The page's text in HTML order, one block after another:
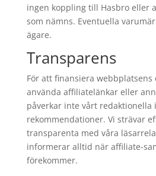
ingen koppling till Hasbro eller
som nämns. Eventuella
ägare.
Transparens
För att finansiera
använda affiliatelänkar eller
påverkar inte vårt redaktionella
rekommendationer. Vi strävar
transparenta med våra
informerar alltid när affiliate-
förekommer.